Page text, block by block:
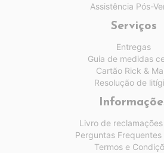
Assistência Pós-
Serviços
Entregas
Guia de medidas
Cartão Rick &
Resolução de
Livro de
Perguntas Frequentes
Termos e